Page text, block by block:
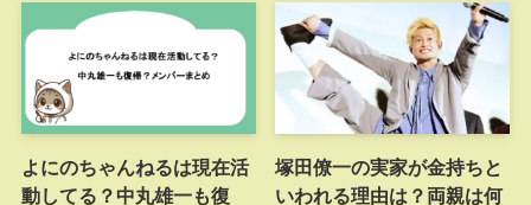
よにのちゃんねるは現在活
動してる？中丸雄一も復
塚田僚一の実家が金持ちと
いわれる理由は？両親は何